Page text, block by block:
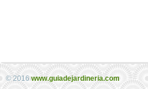
© 2016 www.guiadejardineria.com